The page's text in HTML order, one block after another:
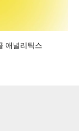
애널리틱스